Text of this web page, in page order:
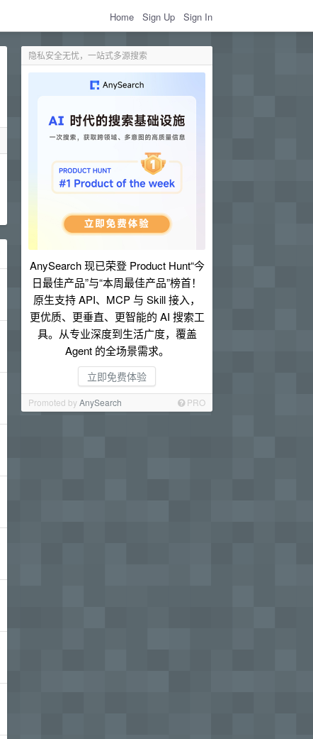
Home Sign Up Sign In
隐私安全无忧，一站式多源搜索
AnySearch 现已荣登 Product Hunt“今
日最佳产品”与“本周最佳产品”榜首！
原生支持 API、MCP 与 Skill 接入，
更优质、更垂直、更智能的 AI 搜索工
具。从专业深度到生活广度，覆盖
Agent 的全场景需求。
立即免费体验
Promoted byAnySearch PRO